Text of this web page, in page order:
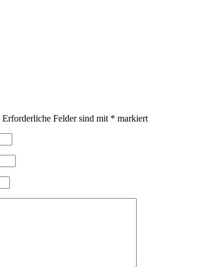
Erforderliche Felder sind mit * markiert